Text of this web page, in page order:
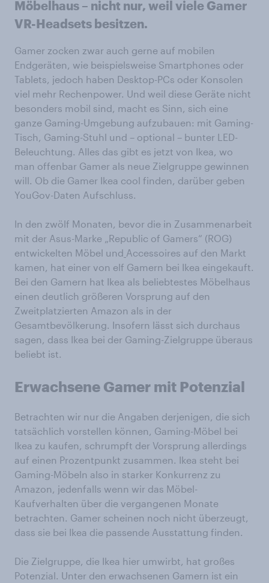
Möbelhaus – nicht nur, weil viele Gamer
VR-Headsets besitzen.
Gamer zocken zwar auch gerne auf mobilen
Endgeräten, wie beispielsweise Smartphones oder
Tablets, jedoch haben Desktop-PCs oder Konsolen
viel mehr Rechenpower. Und weil diese Geräte nicht
besonders mobil sind, macht es Sinn, sich eine
ganze Gaming-Umgebung aufzubauen: mit Gaming-
Tisch, Gaming-Stuhl und – optional – bunter LED-
Beleuchtung. Alles das gibt es jetzt von Ikea, wo
man offenbar Gamer als neue Zielgruppe gewinnen
will. Ob die Gamer Ikea cool finden, darüber geben
YouGov-Daten Aufschluss.
In den zwölf Monaten, bevor die in Zusammenarbeit
mit der Asus-Marke „Republic of Gamers“ (ROG)
entwickelten Möbel und Accessoires auf den Markt
kamen, hat einer von elf Gamern bei Ikea eingekauft.
Bei den Gamern hat Ikea als beliebtestes Möbelhaus
einen deutlich größeren Vorsprung auf den
Zweitplatzierten Amazon als in der
Gesamtbevölkerung. Insofern lässt sich durchaus
sagen, dass Ikea bei der Gaming-Zielgruppe überaus
beliebt ist.
Erwachsene Gamer mit Potenzial
Betrachten wir nur die Angaben derjenigen, die sich
tatsächlich vorstellen können, Gaming-Möbel bei
Ikea zu kaufen, schrumpft der Vorsprung allerdings
auf einen Prozentpunkt zusammen. Ikea steht bei
Gaming-Möbeln also in starker Konkurrenz zu
Amazon, jedenfalls wenn wir das Möbel-
Kaufverhalten über die vergangenen Monate
betrachten. Gamer scheinen noch nicht überzeugt,
dass sie bei Ikea die passende Ausstattung finden.
Die Zielgruppe, die Ikea hier umwirbt, hat großes
Potenzial. Unter den erwachsenen Gamern ist ein